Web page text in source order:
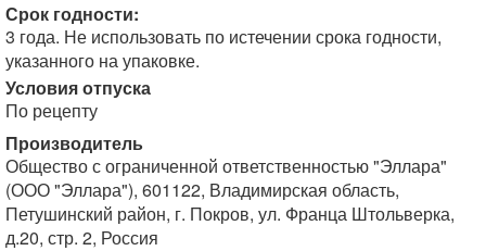
Срок годности:
3 года. Не использовать по истечении срока годности,
указанного на упаковке.
Условия отпуска
По рецепту
Производитель
Общество с ограниченной ответственностью "Эллара"
(ООО "Эллара"), 601122, Владимирская область,
Петушинский район, г. Покров, ул. Франца Штольверка,
д.20, стр. 2, Россия